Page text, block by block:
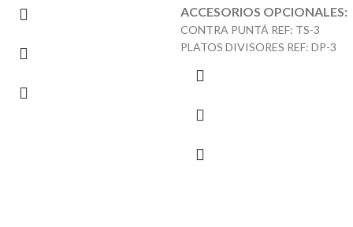
ACCESORIOS OPCIONALES:
CONTRA PUNTÁ REF: TS-3
PLATOS DIVISORES REF: DP-3